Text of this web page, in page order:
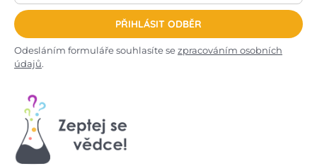
PŘIHLÁSIT ODBĚR
Odesláním formuláře souhlasíte sezpracováním osobních
údajů.